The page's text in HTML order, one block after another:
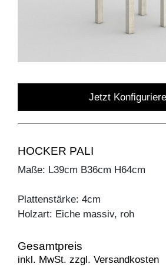
Jetzt
HOCKER PALI
Maße: L39cm B36cm H64cm
Plattenstärke: 4cm
Holzart: Eiche massiv, roh
Gesamtpreis
inkl. MwSt. zzgl. Versandkosten